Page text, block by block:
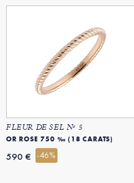
FLEUR DE SEL Nº 5
OR ROSE 750 ‰ (18 CARATS)
590 € -46%